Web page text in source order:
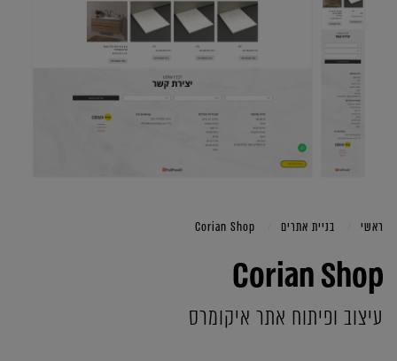
ראשי בניית אתרים Corian Shop
Corian Shop
עיצוב ופיתוח אתר איקומרס